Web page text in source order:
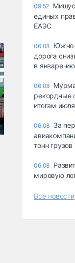
09:52
единых
ЕАЭС
06.08 Южно-
дорога
в январе-
06.08
рекордные
итогам июля
06.08 За
тонн
06.08
мировую
Все новости